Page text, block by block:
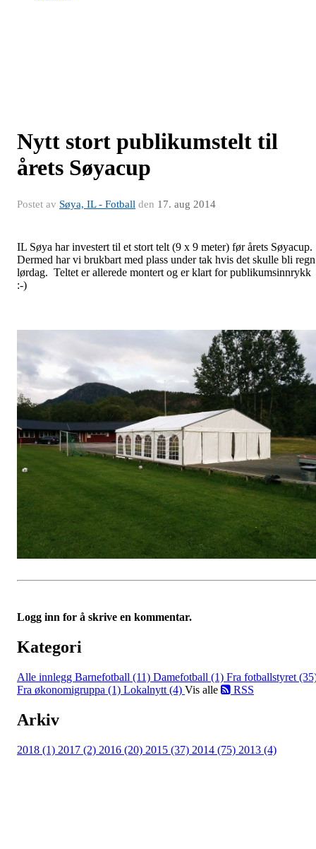
Nytt stort publikumstelt til
årets Søyacup
Postet av Søya, IL - Fotball den 17. aug 2014
IL Søya har investert til et stort telt (9 x 9 meter) før årets
Dermed har vi brukbart med plass under tak hvis det skulle bli regn
lørdag. Teltet er allerede montert og er klart for publikumsinnrykk
:-)
Logg inn for å skrive en kommentar.
Kategori
Alle innlegg Barnefotball (11) Damefotball (1) Fra fotballstyret
Fra økonomigruppa (1) Lokalnytt (4) Vis alle RSS
Arkiv
2018 (1) 2017 (2) 2016 (20) 2015 (37) 2014 (75) 2013 (4)